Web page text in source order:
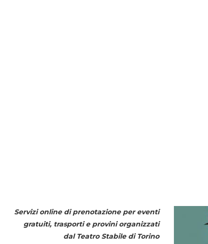
Servizi online di prenotazione per eventi
gratuiti, trasporti e provini organizzati
dal Teatro Stabile di Torino